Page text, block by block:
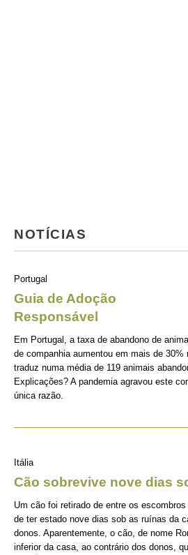
NOTÍCIAS
Portugal
Guia de Adoção
Responsável
Em Portugal, a taxa de abandono de
de companhia aumentou em mais de
traduz numa média de 119 animais
Explicações? A pandemia agravou este
única razão.
Itália
Cão sobrevive nove dias
Um cão foi retirado de entre os
de ter estado nove dias sob as ruínas da
donos. Aparentemente, o cão, de nome
inferior da casa, ao contrário dos donos,